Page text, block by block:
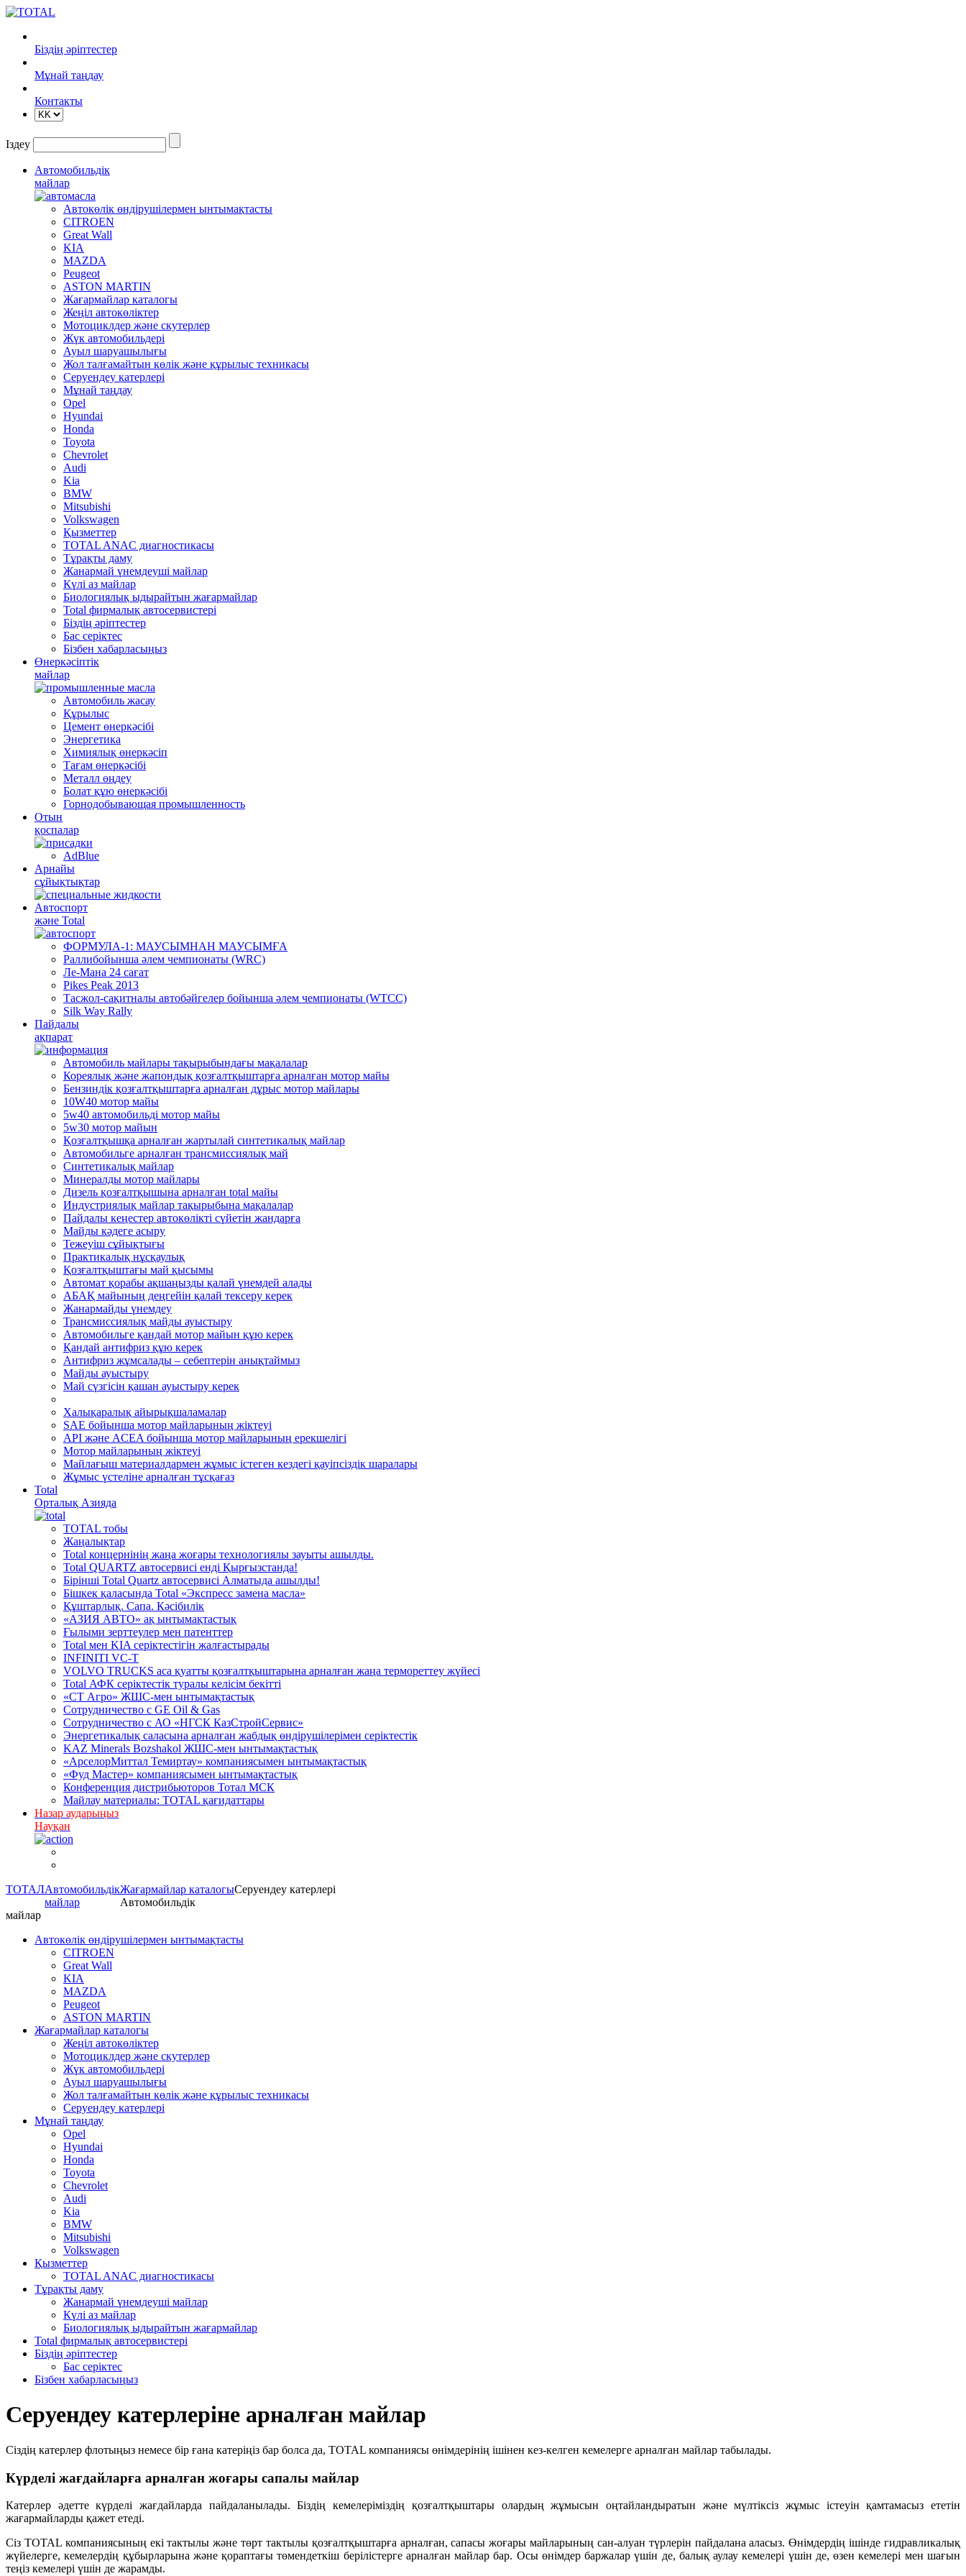
Біздің әріптестер
Mұнай таңдау
Контакты
Іздеу
Автомобильдік
майлар
Автокөлік өндірушілермен ынтымақтасты
CITROEN
Great Wall
KIA
MAZDA
Peugeot
ASTON MARTIN
Жағармайлар каталогы
Жеңіл автокөліктер
Мотоциклдер және скутерлер
Жүк автомобильдері
Ауыл шаруашылығы
Жол талғамайтын көлік және құрылыс техникасы
Серуендеу катерлері
Mұнай таңдау
Opel
Hyundai
Honda
Toyota
Chevrolet
Audi
Kia
BMW
Mitsubishi
Volkswagen
Қызметтер
TOTAL ANAC диагностикасы
Тұрақты даму
Жанармай үнемдеуші майлар
Күлі аз майлар
Биологиялық ыдырайтын жағармайлар
Total фирмалық автосервистері
Біздің әріптестер
Бас серіктес
Бізбен хабарласыңыз
Өнеркәсіптік
майлар
Автомобиль жасау
Құрылыс
Цемент өнеркәсібі
Энергетика
Химиялық өнеркәсіп
Тағам өнеркәсібі
Металл өңдеу
Болат құю өнеркәсібі
Горнодобывающая промышленность
Отын
қоспалар
AdBlue
Арнайы
сұйықтықтар
Автоспорт
және Total
ФОРМУЛА-1: МАУСЫМНАН МАУСЫМҒА
Раллибойынша әлем чемпионаты (WRC)
Ле-Мана 24 сағат
Pikes Peak 2013
Тасжол-сақитналы автобәйгелер бойынша әлем чемпионаты (WTCC)
Silk Way Rally
Пайдалы
ақпарат
Автомобиль майлары тақырыбындағы мақалалар
Кореялық және жапондық қозғалтқыштарға арналған мотор майы
Бензиндік қозғалтқыштарға арналған дұрыс мотор майлары
10W40 мотор майы
5w40 автомобильді мотор майы
5w30 мотор майын
Қозғалтқышқа арналған жартылай синтетикалық майлар
Автомобильге арналған трансмиссиялық май
Синтетикалық майлар
Минералды мотор майлары
Дизель қозғалтқышына арналған total майы
Индустриялық майлар тақырыбына мақалалар
Пайдалы кеңестер автокөлікті сүйетін жандарға
Mайды кәдеге асыру
Тежеуіш cұйықтығы
Практикалық нұсқаулық
Қозғалтқыштағы май қысымы
Автомат қорабы ақшаңызды қалай үнемдей алады
АБАҚ майының деңгейін қалай тексеру керек
Жанармайды үнемдеу
Трансмиссиялық майды ауыстыру
Автомобильге қандай мотор майын құю керек
Қандай антифриз құю керек
Антифриз жұмсалады – себептерін анықтаймыз
Майды ауыстыру
Май сүзгісін қашан ауыстыру керек
Халықаралық айырықшаламалар
SAE бойынша мотор майларының жіктеуі
API және ACEA бойынша мотор майларының ерекшелігі
Мотор майларының жіктеуі
Майлағыш материалдармен жұмыс істеген кездегі қауіпсіздік шаралары
Жұмыс үстеліне арналған тұсқағаз
Total
Орталық Азияда
TOTAL тобы
Жаңалықтар
Total концернінің жаңа жоғары технологиялы зауыты ашылды.
Total QUARTZ автосервисі енді Қырғызстанда!
Бірінші Total Quartz автосервисі Алматыда ашылды!
Бішкек қаласында Total «Экспресс замена масла»
Құштарлық. Сапа. Кәсібилік
«АЗИЯ АВТО» ақ ынтымақтастық
Ғылыми зерттеулер мен патенттер
Total мен KIA серіктестігін жалғастырады
INFINITI VC-T
VOLVO TRUCKS аса қуатты қозғалтқыштарына арналған жаңа термореттеу жүйесі
Total АФК серіктестік туралы келісім бекітті
«СТ Агро» ЖШС-мен ынтымақтастық
Сотрудничество c GE Oil & Gas
Сотрудничество с АО «НГСК КазСтройСервис»
Энергетикалық саласына арналған жабдық өндірушілерімен серіктестік
KAZ Minerals Bozshakol ЖШС-мен ынтымақтастық
«АрселорМиттал Темиртау» компаниясымен ынтымақтастық
«Фуд Мастер» компаниясымен ынтымақтастық
Конференция дистрибьюторов Тотал МСК
Майлау материалы: TOTAL қағидаттары
Назар аударыңыз
Науқан
ТОТАЛАвтомобильдік
майлар
Жағармайлар каталогыСеруендеу катерлері
Автомобильдік
майлар
Автокөлік өндірушілермен ынтымақтасты
CITROEN
Great Wall
KIA
MAZDA
Peugeot
ASTON MARTIN
Жағармайлар каталогы
Жеңіл автокөліктер
Мотоциклдер және скутерлер
Жүк автомобильдері
Ауыл шаруашылығы
Жол талғамайтын көлік және құрылыс техникасы
Серуендеу катерлері
Mұнай таңдау
Opel
Hyundai
Honda
Toyota
Chevrolet
Audi
Kia
BMW
Mitsubishi
Volkswagen
Қызметтер
TOTAL ANAC диагностикасы
Тұрақты даму
Жанармай үнемдеуші майлар
Күлі аз майлар
Биологиялық ыдырайтын жағармайлар
Total фирмалық автосервистері
Біздің әріптестер
Бас серіктес
Бізбен хабарласыңыз
Серуендеу катерлеріне арналған майлар
Сіздің катерлер флотыңыз немесе бір ғана катеріңіз бар болса да, TOTAL компаниясы өнімдерінің ішінен кез-келген кемелерге арналған майлар табылады.
Күрделі жағдайларға арналған жоғары сапалы майлар
Катерлер әдетте күрделі жағдайларда пайдаланылады. Біздің кемелеріміздің қозғалтқыштары олардың жұмысын оңтайландыратын және мүлтіксіз жұмыс істеуін қамтамасыз ететін
жағармайларды қажет етеді.
Сіз TOTAL компаниясының екі тактылы және төрт тактылы қозғалтқыштарға арналған, сапасы жоғары майларының сан-алуан түрлерін пайдалана аласыз. Өнімдердің ішінде гидравликалық
жүйелерге, кемелердің құбырларына және қораптағы төмендеткіш берілістерге арналған майлар бар. Осы өнімдер баржалар үшін де, балық аулау кемелері үшін де, өзен кемелері мен шағын
теңіз кемелері үшін де жарамды.